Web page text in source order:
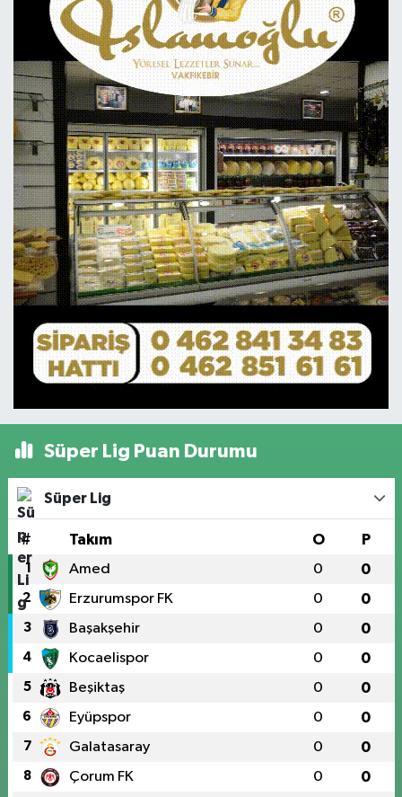
Süper Lig Puan Durumu
Süper Lig
# Takım O P
1 Amed 0 0
2 Erzurumspor FK 0 0
3 Başakşehir 0 0
4 Kocaelispor 0 0
5 Beşiktaş 0 0
6 Eyüpspor 0 0
7 Galatasaray 0 0
8 Çorum FK 0 0